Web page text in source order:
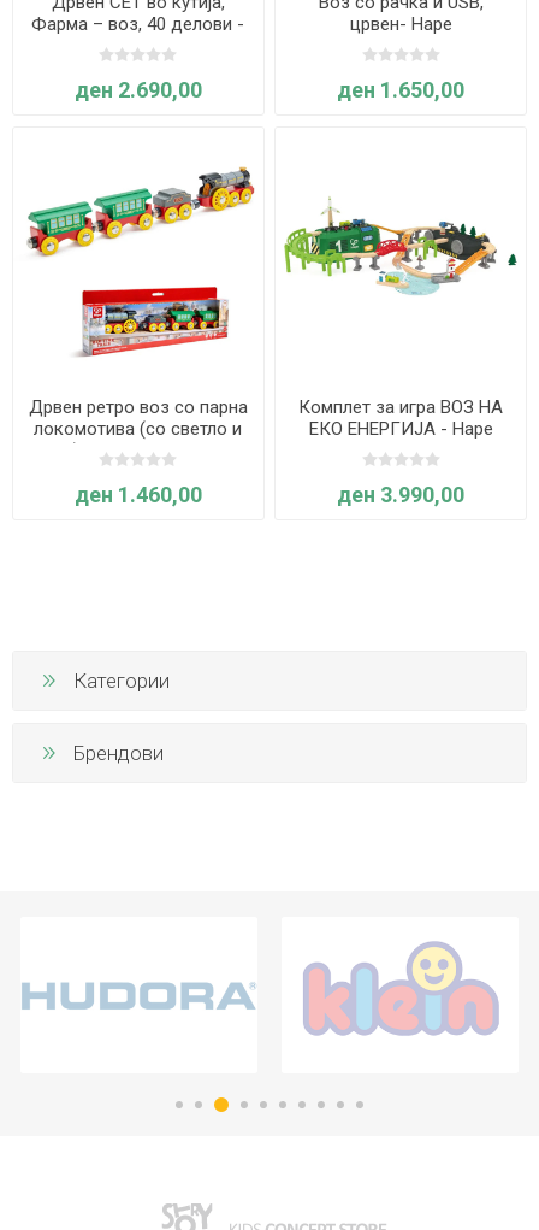
Фарма – воз, 40 делови -
Hape
ден 2.690,00
црвен- Hape
ден 1.650,00
Дрвен ретро воз со парна
локомотива (со светло и
звук) - Hape International
ден 1.460,00
Комплет за игра ВОЗ НА
ЕКО ЕНЕРГИЈА - Hape
International
ден 3.990,00
Категории
Брендови